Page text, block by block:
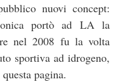
nuovi concept:
portò ad LA la
nel 2008 fu la volta
sportiva ad idrogeno,
pagina.